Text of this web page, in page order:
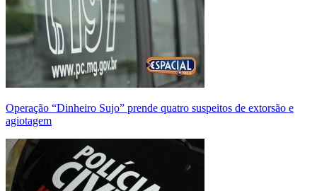
Operação “Dinheiro Sujo” prende quatro suspeitos de extorsão e
agiotagem